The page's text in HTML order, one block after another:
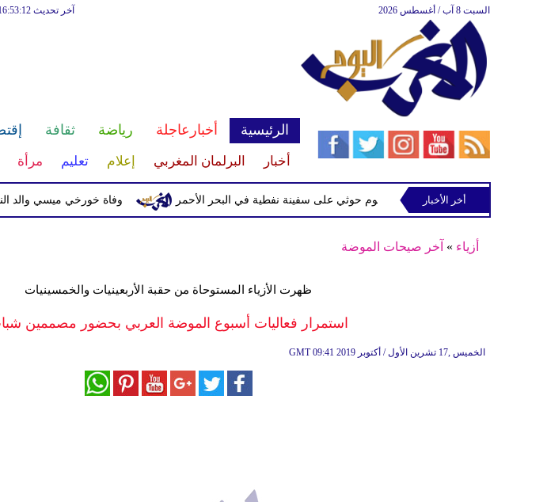
آخر تحديث GMT 16:53:12 السبت 8 آب / أغسطس 2026
الرئيسية أخبارعاجلة رياضة ثقافة
أخبار البرلمان المغربي إعلام تعليم مرأة
وفاة خورخي ميسي والد النجم إحباط هجوم حوثي على سفينة نفطية في البحر الأحمر
أخر الأخبار
أزياء » آخر صيحات الموضة
ظهرت الأزياء المستوحاة من حقبة الأربعينيات والخمسينيات
استمرار فعاليات أسبوع الموضة العربي بحضور مصممين
GMT 09:41 2019 الخميس ,17 تشرين الأول / أكتوبر